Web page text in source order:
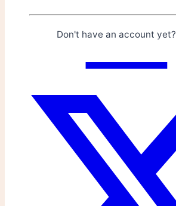
Don't have an account yet?